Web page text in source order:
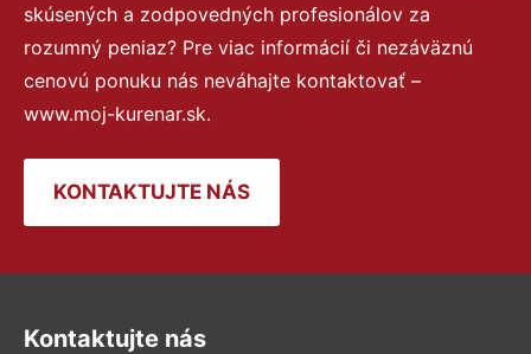
skúsených a zodpovedných profesionálov za
rozumný peniaz? Pre viac informácií či nezáväznú
cenovú ponuku nás neváhajte kontaktovať –
www.moj-kurenar.sk.
KONTAKTUJTE NÁS
Kontaktujte nás